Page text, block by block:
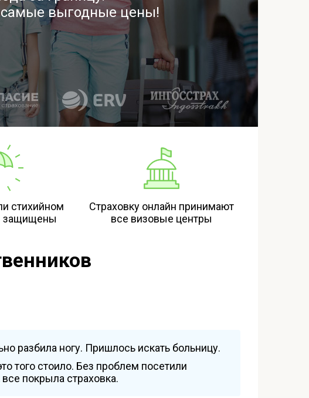
самые выгодные цены!
стихийном
защищены
Страховку онлайн принимают
все визовые центры
разбила ногу. Пришлось искать больницу.
того стоило. Без проблем посетили
покрыла страховка.